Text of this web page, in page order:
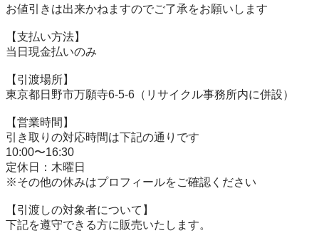
お値引きは出来かねますのでご了承をお願いします
【⽀払い⽅法】
当⽇現⾦払いのみ
【引渡場所】
東京都日野市万願寺6-5-6（リサイクル事務所内に併設）
【営業時間】
引き取りの対応時間は下記の通りです
10:00〜16:30
定休日：木曜日
※その他の休みはプロフィールをご確認ください
【引渡しの対象者について】
下記を遵守できる⽅に販売いたします。